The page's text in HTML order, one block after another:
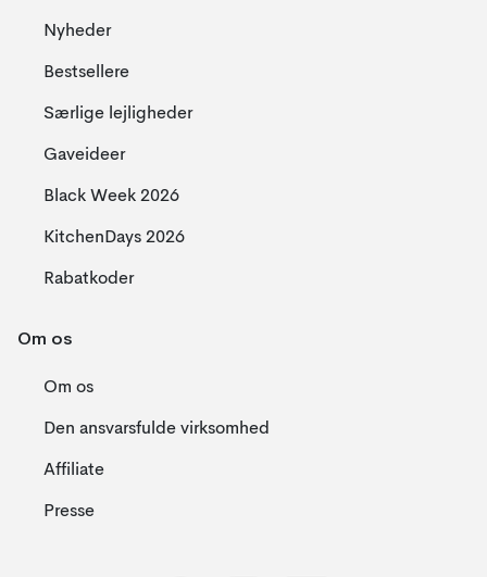
Nyheder
Bestsellere
Særlige lejligheder
Gaveideer
Black Week 2026
KitchenDays 2026
Rabatkoder
Om os
Om os
Den ansvarsfulde virksomhed
Affiliate
Presse